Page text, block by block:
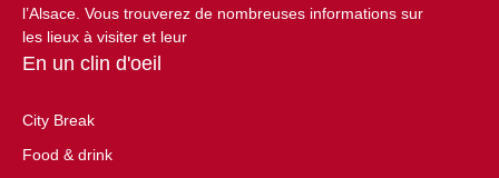
l’Alsace. Vous trouverez de nombreuses informations sur
les lieux à visiter et leur
En un clin d'oeil
City Break
Food & drink